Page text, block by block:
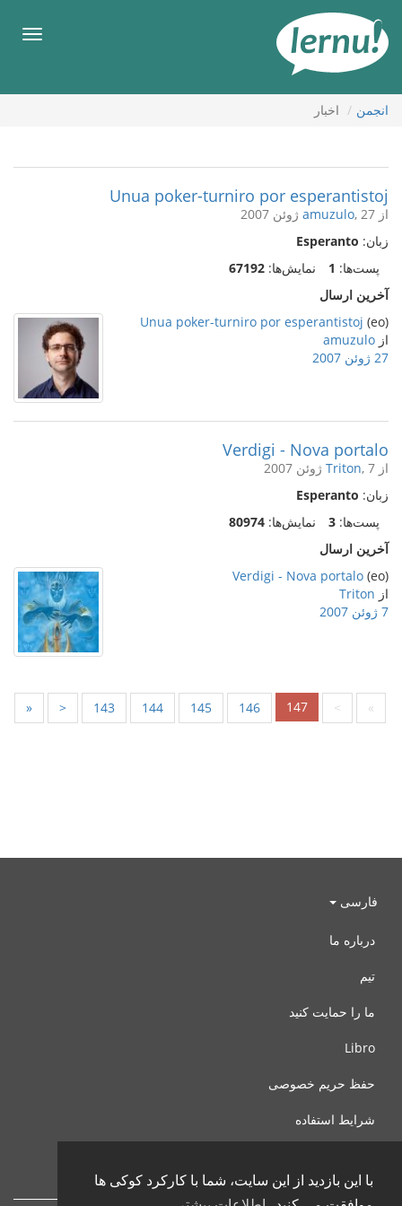
با این بازدید از این سایت، شما با کارکرد کوکی ها
محتوا
انجمن اخبار
Unua poker-turniro por esperantistoj
از amuzulo, 27 ژوئن 2007
زبان: Esperanto
پست‌ها: 1 نمایش‌ها: 67192
آخرین ارسال
(eo)
Unua poker-turniro por esperantistoj
از amuzulo
27 ژوئن 2007
Verdigi - Nova portalo
از Triton, 7 ژوئن 2007
زبان: Esperanto
پست‌ها: 3 نمایش‌ها: 80974
آخرین ارسال
(eo)
Verdigi - Nova portalo
از Triton
7 ژوئن 2007
« < 143 144 145 146 147 > »
فارسی
درباره ما
تیم
ما را حمایت کنید
Libro
حفظ حریم خصوصی
شرایط استفاده